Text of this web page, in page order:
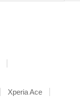
Xperia Ace